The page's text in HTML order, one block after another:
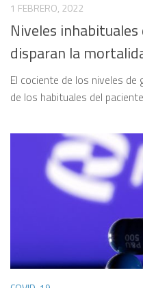
1 FEBRERO, 2022
Niveles inhabituales
disparan la
El cociente de los niveles de
de los habituales del